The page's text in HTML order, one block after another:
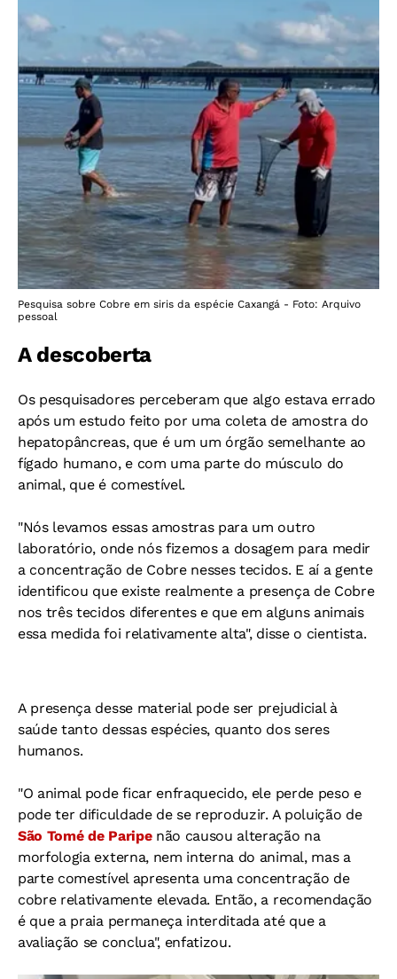
Pesquisa sobre Cobre em siris da espécie Caxangá - Foto: Arquivo
pessoal
A descoberta
Os pesquisadores perceberam que algo estava errado
após um estudo feito por uma coleta deamostra do
hepatopâncreas, que é um um órgão semelhante ao
fígado humano, e com uma parte do músculo do
animal, que é comestível.
"Nós levamos essas amostras para um outro
laboratório, onde nós fizemos a dosagem para medir
a concentração de Cobre nesses tecidos. E aí a gente
identificou que existe realmente a presença de Cobre
nos três tecidos diferentes e que em alguns animais
essa medida foi relativamente alta", disse o cientista.
A presença desse material pode ser prejudicial à
saúde tanto dessas espécies, quanto dos seres
humanos.
"O animal pode ficar enfraquecido, ele perde peso e
pode ter dificuldade de se reproduzir. A poluição de
São Tomé de Paripenão causou alteração na
morfologia externa, nem interna do animal, mas a
parte comestível apresenta uma concentração de
cobre relativamente elevada. Então, a recomendação
é que a praia permaneça interditada até que a
avaliação se conclua", enfatizou.